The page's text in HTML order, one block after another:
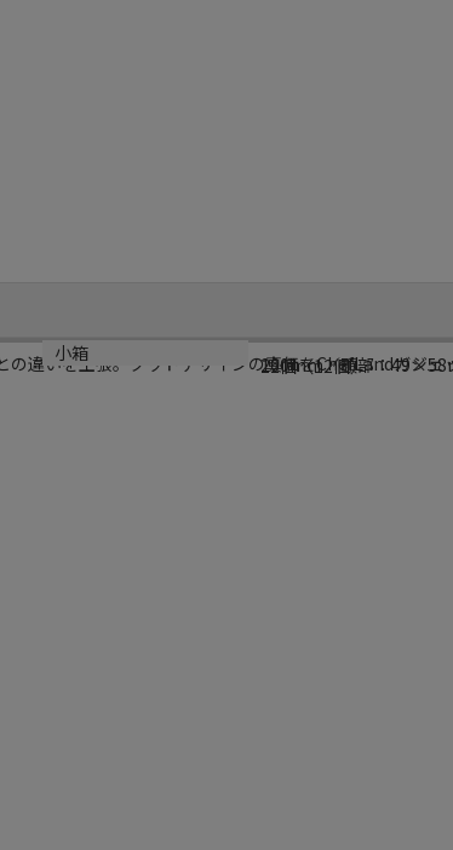
違いを主張。グッドデザインの真価をChefLandガジェ
サイズ
260mm／頭部：
小箱
12個（12個）